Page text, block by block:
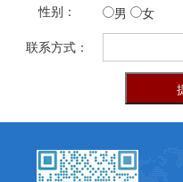
性别： 男 女
联系方式：